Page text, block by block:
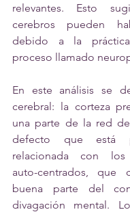
relevantes. Esto
cerebros pueden
debido a la
proceso llamado
En este análisis se
cerebral: la corteza
una parte de la red
defecto que está
relacionada con los
auto-centrados, que
buena parte del
divagación mental.